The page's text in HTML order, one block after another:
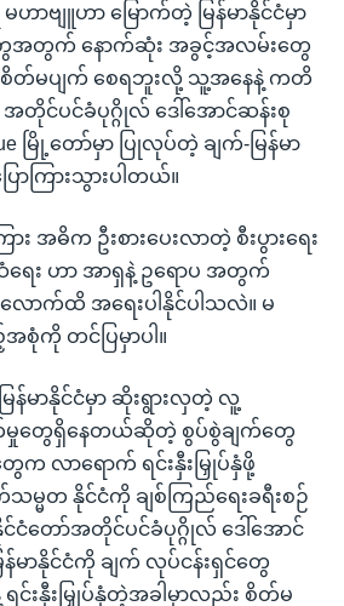
ာဗျူဟာ မြောက်တဲ့ မြန်မာနိုင်ငံမှာ
ေအတွက် နောက်ဆုံး အခွင့်အလမ်းတွေ
တ်မပျက် စေရဘူးလို့ သူ့အနေနဲ့ ကတိ
အတိုင်ပင်ခံပုဂ္ဂိုလ် ဒေါ်အောင်ဆန်းစု
မြို့တော်မှာ ပြုလုပ်တဲ့ ချက်-မြန်မာ
ောကြားသွားပါတယ်။
ား အဓိက ဦးစားပေးလာတဲ့ စီးပွားရေး
း ဟာ အာရှနဲ့ ဥရောပ အတွက်
ာက်ထိ အရေးပါနိုင်ပါသလဲ။ မ
စုံကို တင်ပြမှာပါ။
ြန်မာနိုင်ငံမှာ ဆိုးရွားလှတဲ့ လူ့
က်မှုတွေရှိနေတယ်ဆိုတဲ့ စွပ်စွဲချက်တွေ
က လာရောက် ရင်းနှီးမြှုပ်နှံဖို့
မ္မတ နိုင်ငံကို ချစ်ကြည်ရေးခရီးစဉ်
ငံတော်အတိုင်ပင်ခံပုဂ္ဂိုလ် ဒေါ်အောင်
မာနိုင်ငံကို ချက် လုပ်ငန်းရှင်တွေ
းနှီးမြှုပ်နှံတဲ့အခါမှာလည်း စိတ်မ